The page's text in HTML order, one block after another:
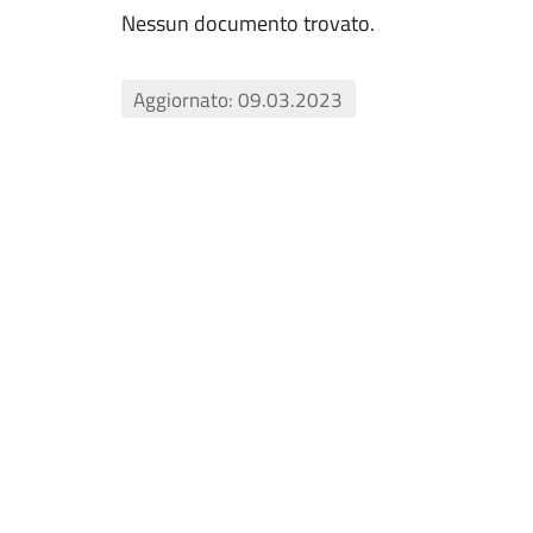
Nessun documento trovato.
Aggiornato: 09.03.2023